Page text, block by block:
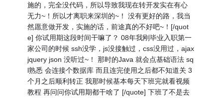
施的，完全没代码，所以导致我现在转开发实在有心
无力~！所以才离职来深圳的~！ 没有更好的路，我当
然愿意做开发，实施的话，前途真的不好吧~！[/quot
e] 你试用期这段时间干嘛了？ 08年我刚毕业入职第一
家公司的时候 ssh没学，js没接触过，css没用过，ajax
jquery json 没听过~！ 那时的Java 就会点基础语法 sq
l熟悉 会连接个数据库 而且连完使用之后都不知道关 3
个月之后顺利转正 我那时候基本每天下班完就看视频
教程 再问问你试用期都干啥了 [/quote] 下班了不是去